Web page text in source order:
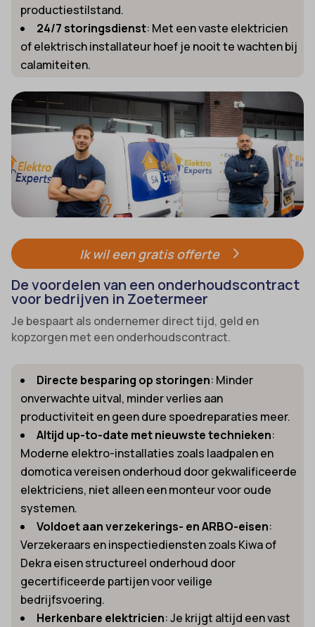
productiestilstand.
24/7 storingsdienst: Met een vaste elektricien
of elektrisch installateur hoef je nooit te wachten bij
calamiteiten.
Ik wil een gratis offerte
De voordelen van een onderhoudscontract
voor bedrijven in Zoetermeer
Je bespaart als ondernemer direct tijd, geld en
kopzorgen met een onderhoudscontract.
Directe besparing op storingen: Minder
onverwachte uitval, minder verlies aan
productiviteit en geen dure spoedreparaties meer.
Altijd up-to-date met nieuwste technieken:
Moderne elektro-installaties zoals laadpalen en
domotica vereisen onderhoud door gekwalificeerde
elektriciens, niet alleen een monteur voor oude
systemen.
Voldoet aan verzekerings- en ARBO-eisen:
Verzekeraars en inspectiediensten zoals Kiwa of
Dekra eisen structureel onderhoud door
gecertificeerde partijen voor veilige
bedrijfsvoering.
Herkenbare elektricien: Je krijgt altijd een vast